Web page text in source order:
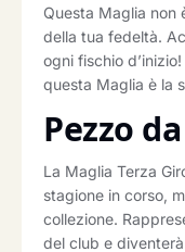
Questa Maglia non
della tua fedeltà.
ogni fischio
questa Maglia è la
Pezzo
La Maglia Terza
stagione in corso,
collezione.
del club e